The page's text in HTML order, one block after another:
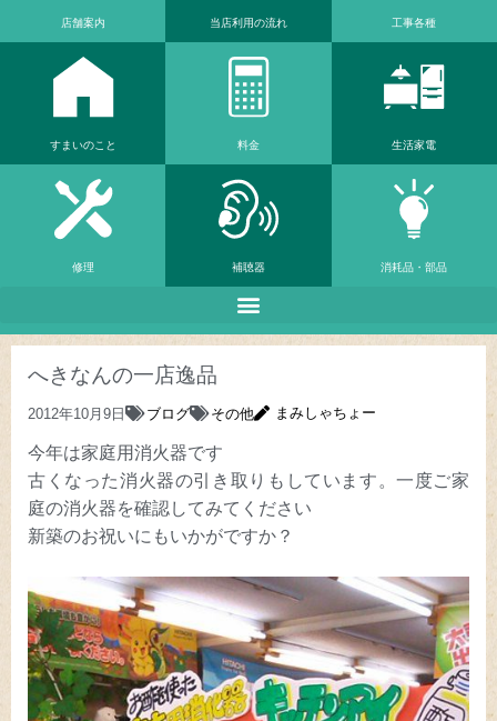
店舗案内 当店利⽤の流れ 工事各種
すまいのこと 料金 生活家電
修理 補聴器 消耗品・部品
へきなんの一店逸品
2012年10月9日 ブログ その他 まみしゃちょー
今年は家庭用消火器です
古くなった消火器の引き取りもしています。一度ご家
庭の消火器を確認してみてください
新築のお祝いにもいかがですか？